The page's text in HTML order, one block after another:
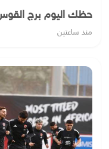
حظك اليوم برج القوس حظك
منذ ساعتين